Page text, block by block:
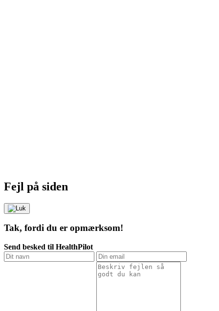
Fejl på siden
Tak, fordi du er opmærksom!
Send besked til HealthPilot